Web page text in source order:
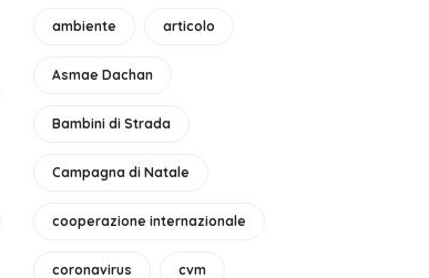
ambiente articolo
Asmae Dachan
Bambini di Strada
Campagna di Natale
cooperazione internazionale
coronavirus cvm